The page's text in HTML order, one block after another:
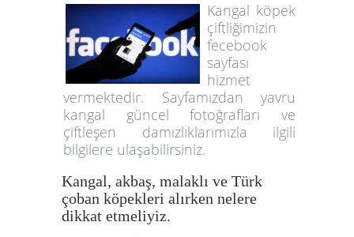
Kangal köpek
çiftliğimizin
fecebook
sayfası
hizmet
vermektedir. Sayfamızdan yavru
kangal güncel fotoğrafları ve
çiftleşen damızlıklarımızla ilgili
bilgilere ulaşabilirsiniz.
Kangal, akbaş, malaklı ve Türk
çoban köpekleri alırken nelere
dikkat etmeliyiz.